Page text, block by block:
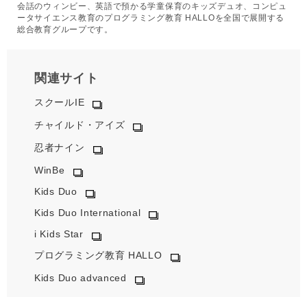
会話のウィンビー、英語で預かる学童保育のキッズデュオ、コンピュ
ータサイエンス教育のプログラミング教育 HALLOを全国で展開する
総合教育グループです。
関連サイト
スクールIE
チャイルド・アイズ
忍者ナイン
WinBe
Kids Duo
Kids Duo International
i Kids Star
プログラミング教育 HALLO
Kids Duo advanced